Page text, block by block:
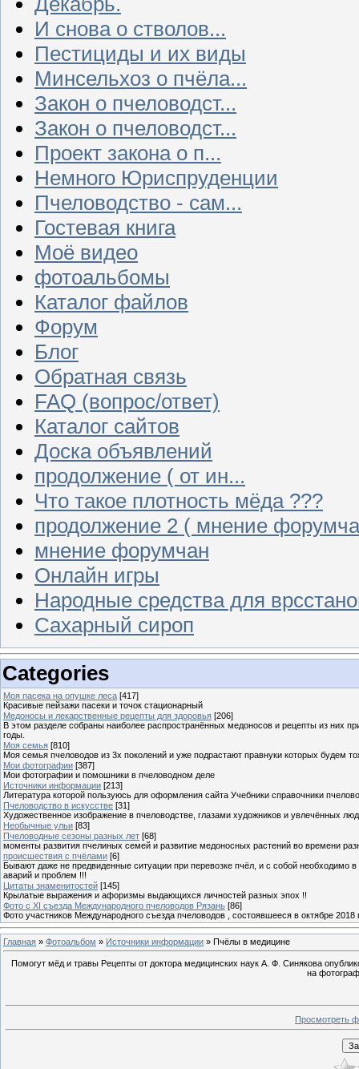
И снова о стволов...
Пестициды и их виды
Минсельхоз о пчёла...
Закон о пчеловодст...
Закон о пчеловодст...
Проект закона о п...
Немного Юриспруденции
Пчеловодство - сам...
Гостевая книга
Моё видео
фотоальбомы
Каталог файлов
Форум
Блог
Обратная связь
FAQ (вопрос/ответ)
Каталог сайтов
Доска объявлений
продолжение ( от ин...
Что такое плотность мёда ???
продолжение 2 ( мнение
мнение форумчан
Онлайн игры
Народные средства для
Сахарный сироп
Categories
Моя пасека на опушке леса [417]
Красивые пейзажи пасеки и точок стационарный
Медоносы и лекарственные рецепты для здоровья [206]
В этом разделе собраны наиболее распространённых медоносов и рецепты из них
годы.
Моя семья [810]
Моя семья пчеловодов из 3х поколений и уже подрастают правнуки которых будем
Мои фотографии [387]
Мои фотографии и помошники в пчеловодном деле
Источники информации [213]
Литература которой пользуюсь для оформления сайта Учебники справочники
Пчеловодство в искусстве [31]
Художественное изображение в пчеловодстве, глазами художников и увлечённых
Необычные ульи [83]
Пчеловодные сезоны разных лет [68]
моменты развития пчелиных семей и развитие медоносных растений во времени
происшествия с пчёлами [6]
Бывают даже не предвиденные ситуации при перевозке пчёл, и с собой необходимо
аварий и проблем !!!
Цитаты знаменитостей [145]
Крылатые выражения и афоризмы выдающихся личностей разных эпох !!
Фото с XI съезда Международного пчеловодов Рязань [86]
Фото участников Международного съезда пчеловодов , состоявшееся в октябре 2018
Главная » Фотоальбом » Источники информации » Пчёлы в медицине
Помогут мёд и травы Рецепты от доктора медицинских наук А. Ф. Синякова
на
Просмотреть